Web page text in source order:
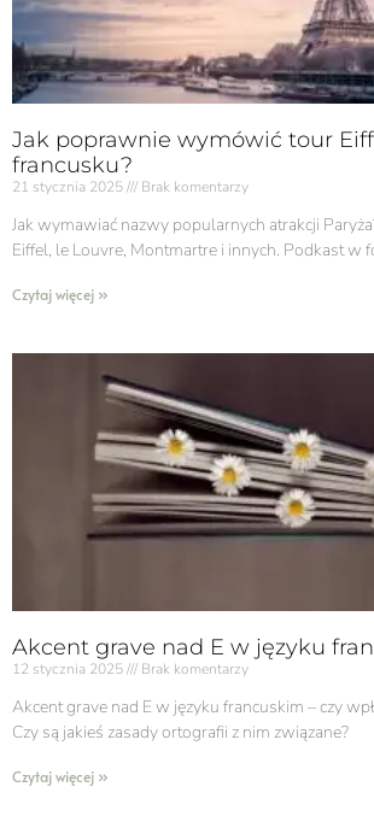
Jak poprawnie wymówić tour
francusku?
21 stycznia 2025 Brak komentarzy
Jak wymawiać nazwy popularnych atrakcji
Eiffel, le Louvre, Montmartre i innych. Podkast w
Czytaj więcej »
Akcent grave nad E w języku
12 stycznia 2025 Brak komentarzy
Akcent grave nad E w języku francuskim​ – czy
Czy są jakieś zasady ortografii z nim związane?
Czytaj więcej »